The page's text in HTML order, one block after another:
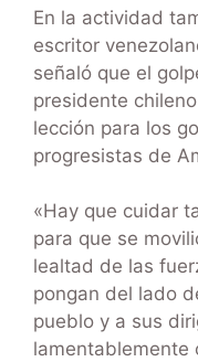
En la actividad
escritor
señaló que el
presidente
lección para los
progresistas de
«Hay que cuidar
para que se
lealtad de las
pongan del lado
pueblo y a sus
lamentablemente